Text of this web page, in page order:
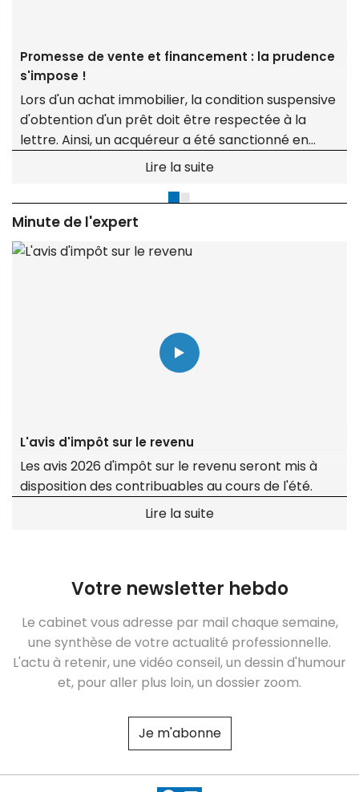
Promesse de vente et financement : la prudence
s'impose !
Lors d'un achat immobilier, la condition suspensive
d'obtention d'un prêt doit être respectée à la
lettre. Ainsi, un acquéreur a été sanctionné en
justice pour avoir demandé à sa banque un taux
faisant échouer la transaction.
Lire la suite
Minute de l'expert
L'avis d'impôt sur le revenu
Les avis 2026 d'impôt sur le revenu seront mis à
disposition des contribuables au cours de l'été.
Lire la suite
Votre newsletter hebdo
Le cabinet vous adresse par mail chaque semaine,
une synthèse de votre actualité professionnelle.
L'actu à retenir, une vidéo conseil, un dessin d'humour
et, pour aller plus loin, un dossier zoom.
Je m'abonne